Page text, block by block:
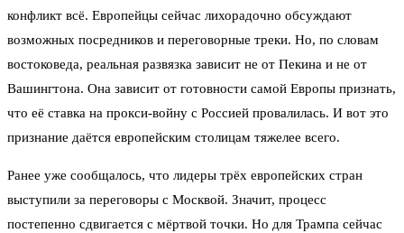
конфликт всё. Европейцы сейчас лихорадочно обсуждают
возможных посредников и переговорные треки. Но, по словам
востоковеда, реальная развязка зависит не от Пекина и не от
Вашингтона. Она зависит от готовности самой Европы признать,
что её ставка на прокси-войну с Россией провалилась. И вот это
признание даётся европейским столицам тяжелее всего.
Ранее уже сообщалось, что лидеры трёх европейских стран
выступили за переговоры с Москвой. Значит, процесс
постепенно сдвигается с мёртвой точки. Но для Трампа сейчас